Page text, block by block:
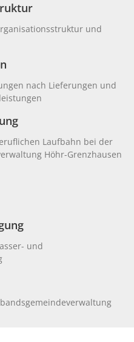
und
nach Lieferungen und
Laufbahn bei der
Höhr-Grenzhausen
und